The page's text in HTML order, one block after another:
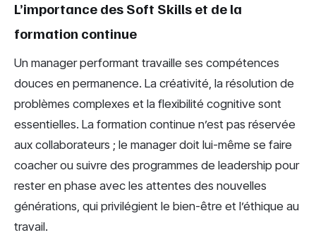
L’importance des Soft Skills et de la
formation continue
Un manager performant travaille ses compétences
douces en permanence. La créativité, la résolution de
problèmes complexes et la flexibilité cognitive sont
essentielles. La formation continue n’est pas réservée
aux collaborateurs ; le manager doit lui-même se faire
coacher ou suivre des programmes de leadership pour
rester en phase avec les attentes des nouvelles
générations, qui privilégient le bien-être et l’éthique au
travail.